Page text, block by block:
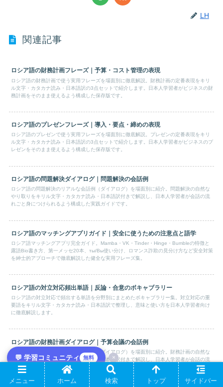
💬 学習コミュニティ 無料 ×
LH
関連記事
ロシア語の財務計画フレーズ｜予算・コスト管理の表現
ロシア語の財務計画で使う実用フレーズを場面別に徹底解説。財務計画の定番表現をキリ
ル文字・カタカナ読み・日本語訳の3点セットで紹介します。日本人学習者がビジネスの財
務計画をそのまま使えるよう構成した保存版です。
ロシア語のプレゼンフレーズ｜導入・要点・締めの表現
ロシア語のプレゼンで使う実用フレーズを場面別に徹底解説。プレゼンの定番表現をキリ
ル文字・カタカナ読み・日本語訳の3点セットで紹介します。日本人学習者がビジネスのプ
レゼンをそのまま使えるよう構成した保存版です。
ロシア語の問題解決ダイアログ｜問題解決の会話例
ロシア語の問題解決のリアルな会話例（ダイアログ）を場面別に紹介。問題解決の自然な
やり取りをキリル文字・カタカナ読み・日本語訳付きで解説し、日本人学習者が会話の流
れごと身につけられるよう構成した実践ガイドです。
ロシア語のマッチングアプリガイド｜安全に使うための注意点と語学
ロシア語マッチングアプリ完全ガイド。Mamba・VK・Tinder・Hinge・Bumbleの特徴と
露語Bio書き方、第一メッセ20本、ты/Вы使い分け、ロマンス詐欺の見分け方など安全対策
を紳士的アプローチで徹底解説した健全な実用フレーズ集。
ロシア語の対立対応頻出単語｜反論・合意のボキャブラリー
ロシア語の対立対応で頻出する単語を分野別にまとめたボキャブラリー集。対立対応の重
要語をキリル文字・カタカナ読み・日本語訳で整理し、意味と使い方を日本人学習者向け
に徹底解説します。
ロシア語の財務計画ダイアログ｜予算会議の会話例
ロシア語の財務計画のリアルな会話例（ダイアログ）を場面別に紹介。財務計画の自然な
やり取りをキリル文字・カタカナ読み・日本語訳付きで解説し、日本人学習者が会話の流
れごと身につけられるよう構成した実践ガイドです。
メニュー ホーム 検索 トップ サイドバー